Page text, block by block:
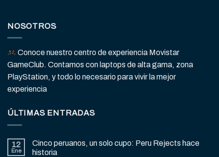
NOSOTROS
Conoce nuestro centro de experiencia Movistar
GameClub. Contamos con laptops de alta gama, zona
PlayStation, y todo lo necesario para vivir la mejor
experiencia
ÚLTIMAS ENTRADAS
12
Ene
Cinco peruanos, un solo cupo: Peru Rejects hace
historia